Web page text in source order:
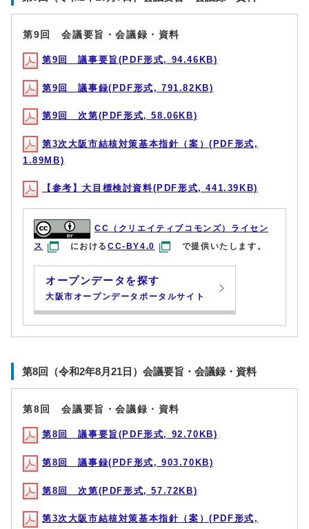
第9回 会議要旨・会議録・資料
第9回 議事要旨(PDF形式, 94.46KB)
第9回 議事録(PDF形式, 791.82KB)
第9回 次第(PDF形式, 58.06KB)
第3次大阪市結核対策基本指針（案）(PDF形式,
1.89MB)
【参考】大目標検討資料(PDF形式, 441.39KB)
CC（クリエイティブコモンズ）ライセン
ス
におけるCC-BY4.0 で提供いたします。
オープンデータを探す
大阪市オープンデータポータルサイト
第8回（令和2年8月21日）会議要旨・会議録・資料
第8回 会議要旨・会議録・資料
第8回 議事要旨(PDF形式, 92.70KB)
第8回 議事録(PDF形式, 903.70KB)
第8回 次第(PDF形式, 57.72KB)
第3次大阪市結核対策基本指針（案）(PDF形式,